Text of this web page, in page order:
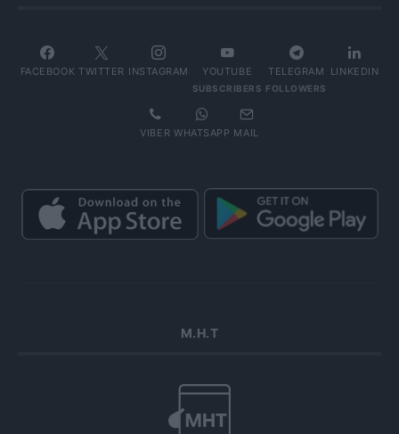
FACEBOOK TWITTER INSTAGRAM YOUTUBE
SUBSCRIBERS
TELEGRAM
FOLLOWERS
LINKEDIN
VIBER WHATSAPP MAIL
Μ.Η.Τ